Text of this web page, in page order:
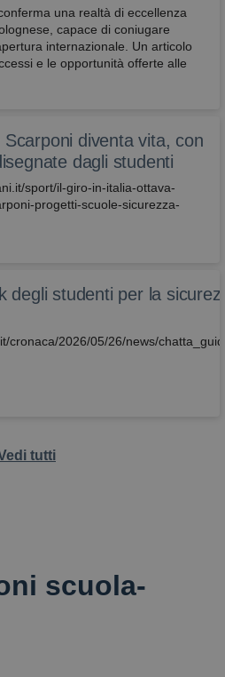
una realtà di eccellenza
capace di coniugare
internazionale. Un articolo
e le opportunità offerte alle
diventa vita, con
dagli studenti
sport/il-giro-in-italia-ottava-
progetti-scuole-sicurezza-
degli studenti per la
cronaca/2026/05/26/news/
tutti
scuola-